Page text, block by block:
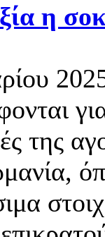
η
της